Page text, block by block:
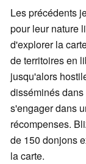
Les précédents
pour leur nature
d'explorer la
de territoires en
jusqu'alors
disséminés
s'engager dans
récompenses.
de 150 donjons
la carte.